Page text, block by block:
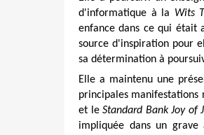
d'informatique à la Wits
enfance dans ce qui était
source d'inspiration pour
sa détermination à
Elle a maintenu une
principales manifestations
et le Standard Bank Joy of
impliquée dans un